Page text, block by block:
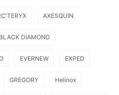
AXESQUIN
BLACK DIAMOND
EVERNEW EXPED
GREGORY Helinox